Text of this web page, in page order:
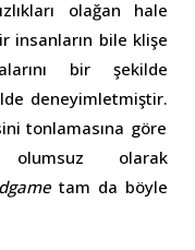
olağan hale
insanların bile klişe
bir şekilde
deneyimletmiştir.
tonlamasına göre
olarak
tam da böyle